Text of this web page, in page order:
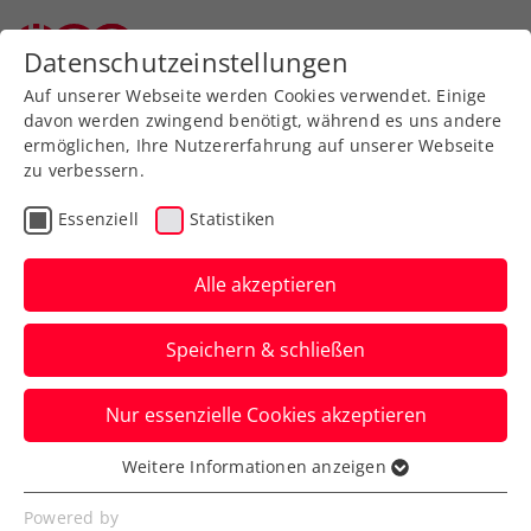
Zurück zur Newsübersicht
ITF Turniere
Australian Open: Tagger
stürmt zu Grand-Slam-
Premierenerfolg
Das ÖTV-Nachwuchstalent benötigt in
Melbourne nur 69 Minuten für den
Erstrundensieg.
Verfasst von: Manuel Wachta, 18.01.2025
Datenschutzeinstellungen
Auf unserer Webseite werden Cookies verwendet. Einige
davon werden zwingend benötigt, während es uns andere
ermöglichen, Ihre Nutzererfahrung auf unserer Webseite
zu verbessern.
Essenziell Statistiken
Alle akzeptieren
Speichern & schließen
Nur essenzielle Cookies akzeptieren
Essenziell
Essenzielle Cookies werden für grundlegende
Weitere Informationen anzeigen
Powered by